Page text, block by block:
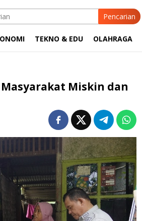
Pencarian
TEKNO & EDU OLAHRAGA
Miskin dan